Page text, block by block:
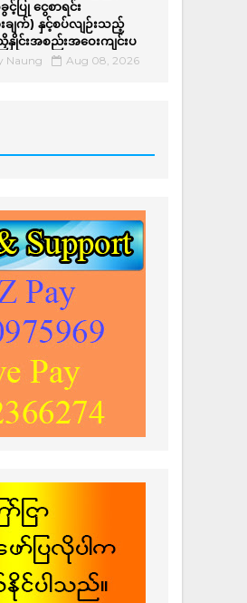
င့်ပြု ငွေစာရင်း
ချက်) နှင့်စပ်လျဉ်းသည့်
နှိုင်းအစည်းအဝေးကျင်းပ
Naung Aug 08, 2026